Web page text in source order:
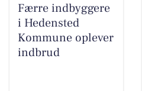
Færre indbyggere
i Hedensted
Kommune oplever
indbrud